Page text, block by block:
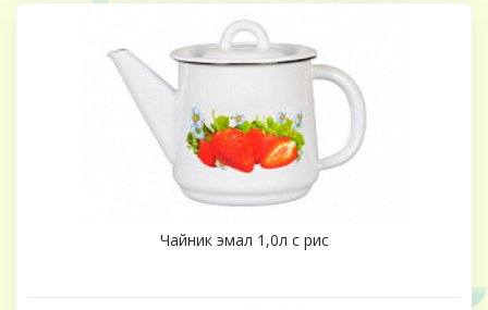
Чайник эмал 1,0л с рис